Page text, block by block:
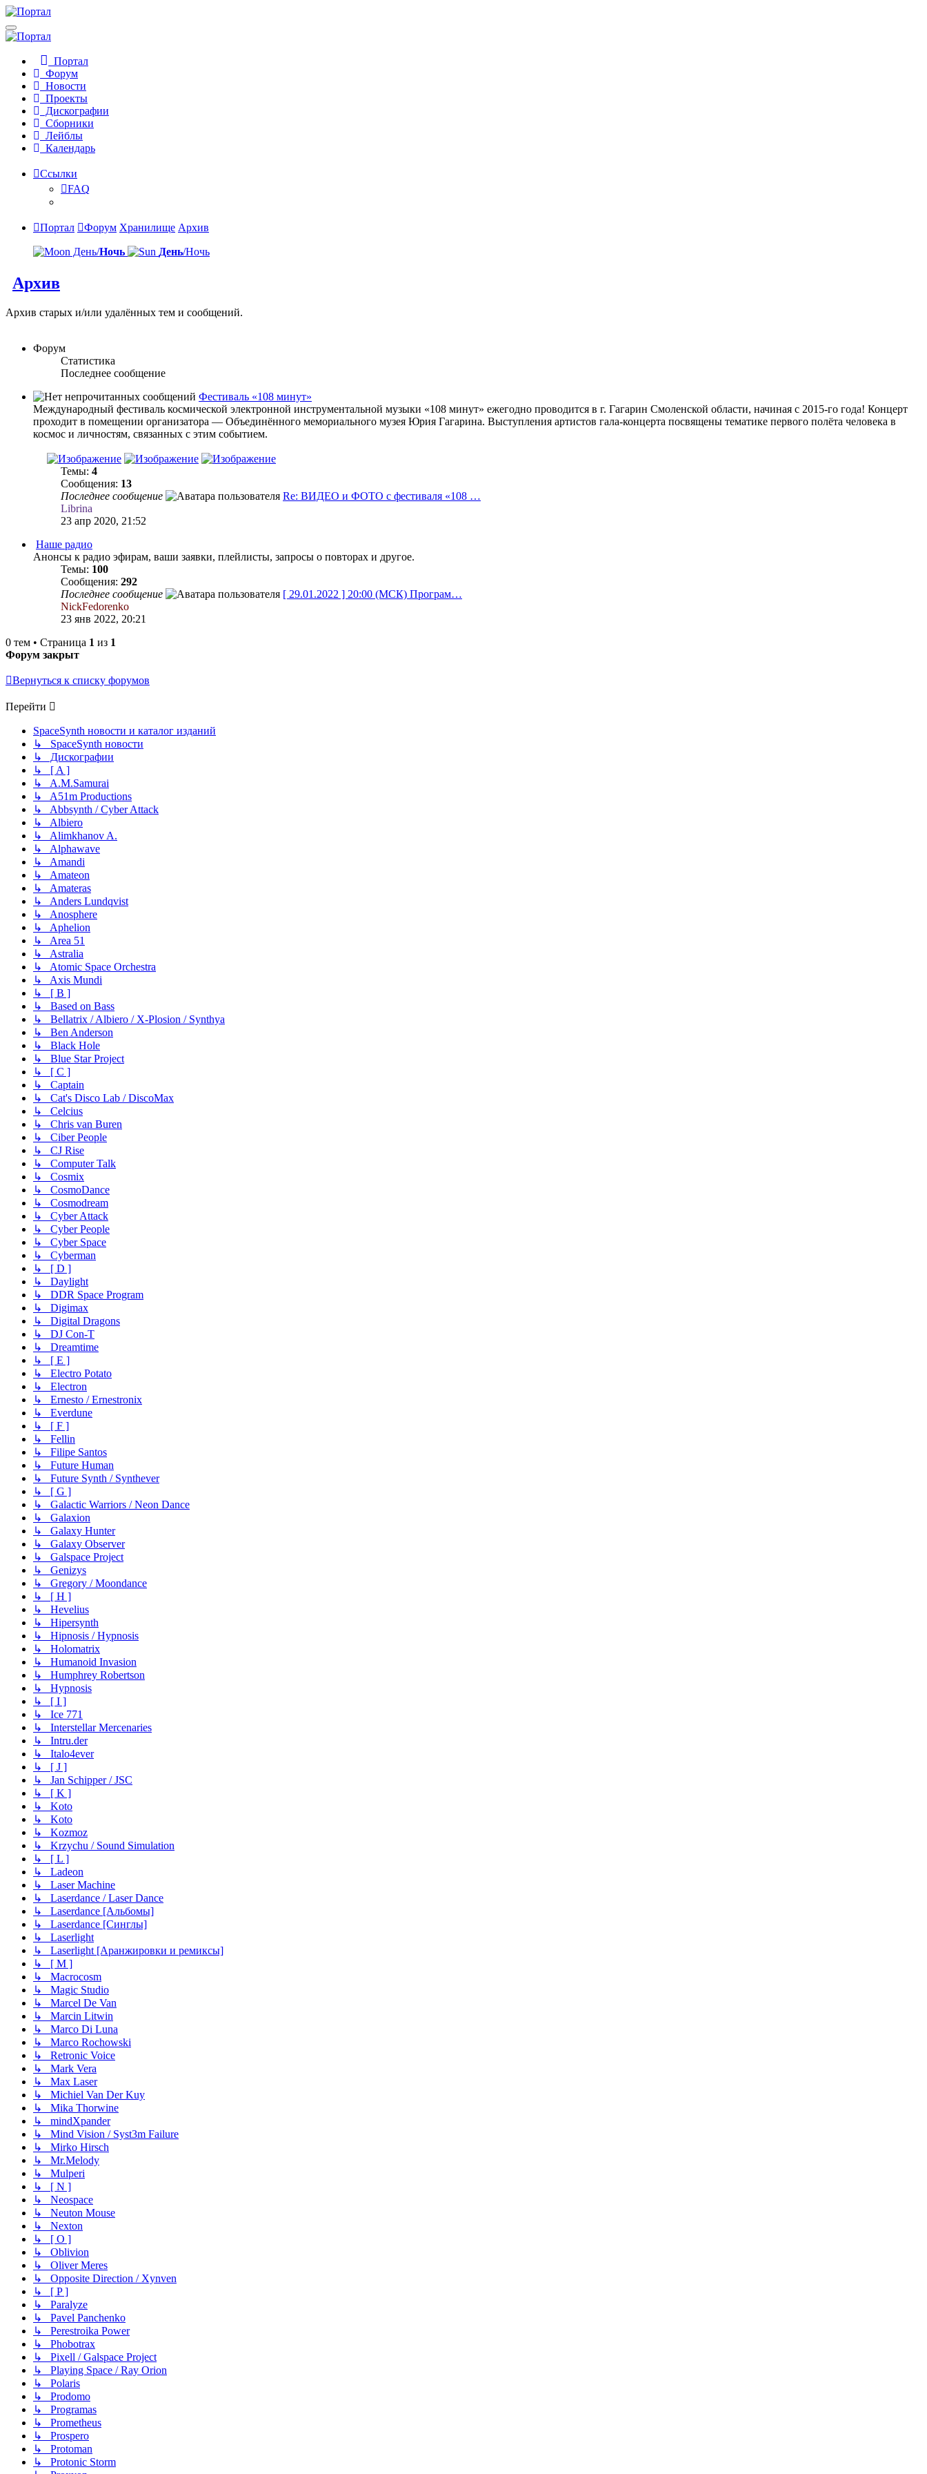
Портал
Форум
Новости
Проекты
Дискографии
Сборники
Лейблы
Календарь
Ссылки
FAQ
Портал Форум Хранилище Архив
День/Ночь День/Ночь
Архив
Архив старых и/или удалённых тем и сообщений.
Форум
Статистика
Последнее сообщение
Фестиваль «108 минут»
Международный фестиваль космической электронной инструментальной музыки «108 минут» ежегодно проводится в г. Гагарин Смоленской области, начиная с 2015-го года! Концерт
проходит в помещении организатора — Объединённого мемориального музея Юрия Гагарина. Выступления артистов гала-концерта посвящены тематике первого полёта человека в
космос и личностям, связанных с этим событием.
Темы: 4
Сообщения: 13
Последнее сообщение
Re: ВИДЕО и ФОТО с фестиваля «108 …
Librina
23 апр 2020, 21:52
Наше радио
Анонсы к радио эфирам, ваши заявки, плейлисты, запросы о повторах и другое.
Темы: 100
Сообщения: 292
Последнее сообщение
[ 29.01.2022 ] 20:00 (МСК) Програм…
NickFedorenko
23 янв 2022, 20:21
0 тем • Страница 1 из 1
Форум закрыт
Вернуться к списку форумов
Перейти
SpaceSynth новости и каталог изданий
↳ SpaceSynth новости
↳ Дискографии
↳ [ A ]
↳ A.M.Samurai
↳ A51m Productions
↳ Abbsynth / Cyber Attack
↳ Albiero
↳ Alimkhanov A.
↳ Alphawave
↳ Amandi
↳ Amateon
↳ Amateras
↳ Anders Lundqvist
↳ Anosphere
↳ Aphelion
↳ Area 51
↳ Astralia
↳ Atomic Space Orchestra
↳ Axis Mundi
↳ [ B ]
↳ Based on Bass
↳ Bellatrix / Albiero / X-Plosion / Synthya
↳ Ben Anderson
↳ Black Hole
↳ Blue Star Project
↳ [ C ]
↳ Captain
↳ Cat's Disco Lab / DiscoMax
↳ Celcius
↳ Chris van Buren
↳ Ciber People
↳ CJ Rise
↳ Computer Talk
↳ Cosmix
↳ CosmoDance
↳ Cosmodream
↳ Cyber Attack
↳ Cyber People
↳ Cyber Space
↳ Cyberman
↳ [ D ]
↳ Daylight
↳ DDR Space Program
↳ Digimax
↳ Digital Dragons
↳ DJ Con-T
↳ Dreamtime
↳ [ E ]
↳ Electro Potato
↳ Electron
↳ Ernesto / Ernestronix
↳ Everdune
↳ [ F ]
↳ Fellin
↳ Filipe Santos
↳ Future Human
↳ Future Synth / Synthever
↳ [ G ]
↳ Galactic Warriors / Neon Dance
↳ Galaxion
↳ Galaxy Hunter
↳ Galaxy Observer
↳ Galspace Project
↳ Genizys
↳ Gregory / Moondance
↳ [ H ]
↳ Hevelius
↳ Hipersynth
↳ Hipnosis / Hypnosis
↳ Holomatrix
↳ Humanoid Invasion
↳ Humphrey Robertson
↳ Hypnosis
↳ [ I ]
↳ Ice 771
↳ Interstellar Mercenaries
↳ Intru.der
↳ Italo4ever
↳ [ J ]
↳ Jan Schipper / JSC
↳ [ K ]
↳ Koto
↳ Koto
↳ Kozmoz
↳ Krzychu / Sound Simulation
↳ [ L ]
↳ Ladeon
↳ Laser Machine
↳ Laserdance / Laser Dance
↳ Laserdance [Альбомы]
↳ Laserdance [Синглы]
↳ Laserlight
↳ Laserlight [Аранжировки и ремиксы]
↳ [ M ]
↳ Macrocosm
↳ Magic Studio
↳ Marcel De Van
↳ Marcin Litwin
↳ Marco Di Luna
↳ Marco Rochowski
↳ Retronic Voice
↳ Mark Vera
↳ Max Laser
↳ Michiel Van Der Kuy
↳ Mika Thorwine
↳ mindXpander
↳ Mind Vision / Syst3m Failure
↳ Mirko Hirsch
↳ Mr.Melody
↳ Mulperi
↳ [ N ]
↳ Neospace
↳ Neuton Mouse
↳ Nexton
↳ [ O ]
↳ Oblivion
↳ Oliver Meres
↳ Opposite Direction / Xynven
↳ [ P ]
↳ Paralyze
↳ Pavel Panchenko
↳ Perestroika Power
↳ Phobotrax
↳ Pixell / Galspace Project
↳ Playing Space / Ray Orion
↳ Polaris
↳ Prodomo
↳ Programas
↳ Prometheus
↳ Prospero
↳ Protoman
↳ Protonic Storm